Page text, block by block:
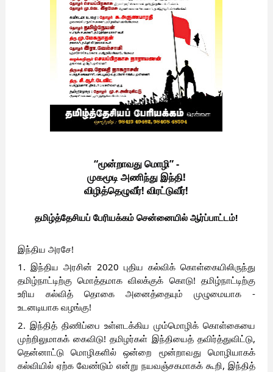
“மூன்றாவது மொழி” -
முகமூடி அணிந்து இந்தி!
விழித்தெழுவீர்! விரட்டுவீர்!
தமிழ்த்தேசியப் பேரியக்கம்சென்னையில் ஆர்ப்பாட்டம்!
இந்திய அரசே!
1. இந்திய அரசின் 2020 புதிய கல்விக் கொள்கையிலிருந்து
தமிழ்நாட்டிற்கு மொத்தமாக விலக்குக் கொடு! தமிழ்நாட்டிற்கு
உரிய கல்வித் தொகை அனைத்தையும் முழுமையாக -
உடனடியாக வழங்கு!
2. இந்தித் திணிப்பை உள்ளடக்கிய மும்மொழிக் கொள்கையை
முற்றிலுமாகக் கைவிடு! தமிழர்கள் இந்தியைத் தவிர்த்துவிட்டு,
தென்னாட்டு மொழிகளில் ஒன்றை மூன்றாவது மொழியாகக்
கல்வியில் ஏற்க வேண்டும் என்று நயவஞ்சகமாகக் கூறி, இந்தித்